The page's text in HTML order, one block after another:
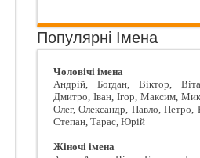
Популярні Імена
Чоловічі імена
Андрій, Богдан, Віктор,
Дмитро, Іван, Ігор, Максим,
Олег,Олександр, Павло,Петро,
Степан, Тарас, Юрій
Жіночі імена